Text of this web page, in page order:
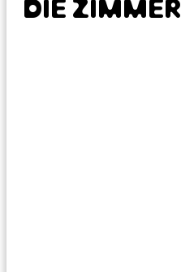
DIE ZIMMER